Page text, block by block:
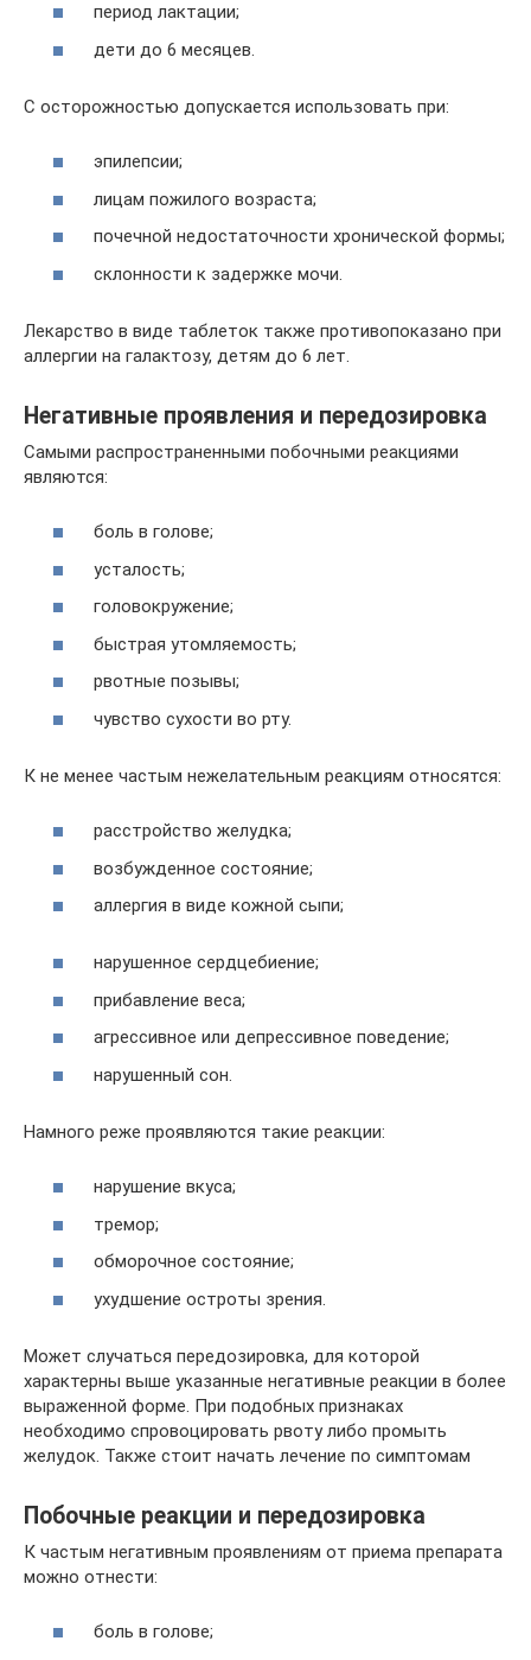
период лактации;
дети до 6 месяцев.
С осторожностью допускается использовать при:
эпилепсии;
лицам пожилого возраста;
почечной недостаточности хронической формы;
склонности к задержке мочи.
Лекарство в виде таблеток также противопоказано при
аллергии на галактозу, детям до 6 лет.
Негативные проявления и передозировка
Самыми распространенными побочными реакциями
являются:
боль в голове;
усталость;
головокружение;
быстрая утомляемость;
рвотные позывы;
чувство сухости во рту.
К не менее частым нежелательным реакциям относятся:
расстройство желудка;
возбужденное состояние;
аллергия в виде кожной сыпи;
нарушенное сердцебиение;
прибавление веса;
агрессивное или депрессивное поведение;
нарушенный сон.
Намного реже проявляются такие реакции:
нарушение вкуса;
тремор;
обморочное состояние;
ухудшение остроты зрения.
Может случаться передозировка, для которой
характерны выше указанные негативные реакции в более
выраженной форме. При подобных признаках
необходимо спровоцировать рвоту либо промыть
желудок. Также стоит начать лечение по симптомам
Побочные реакции и передозировка
К частым негативным проявлениям от приема препарата
можно отнести:
боль в голове;